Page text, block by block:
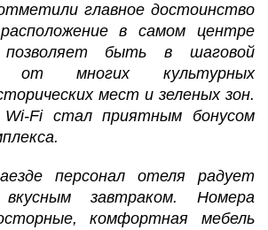
главное достоинство
в самом центре
быть в шаговой
от многих культурных
мест и зеленых зон.
Wi-Fi стал приятным бонусом
персонал отеля радует
завтраком. Номера
комфортная мебель